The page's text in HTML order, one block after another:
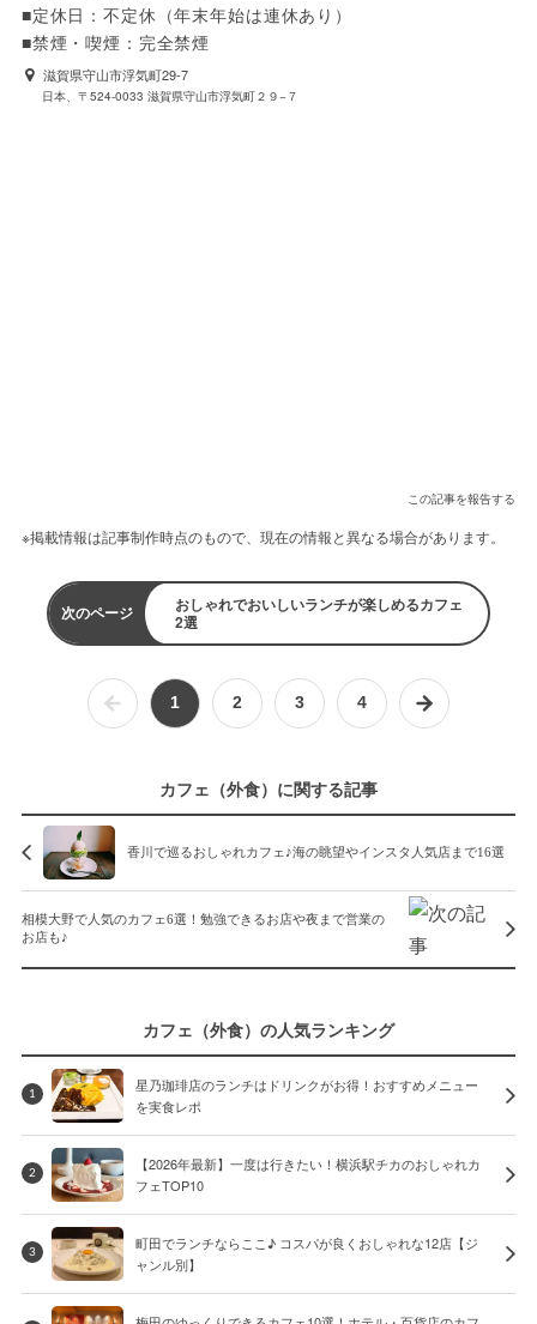
■定休日：不定休（年末年始は連休あり）
■禁煙・喫煙：完全禁煙
滋賀県守山市浮気町29-7
日本、〒524-0033 滋賀県守山市浮気町２９−７
この記事を報告する
※掲載情報は記事制作時点のもので、現在の情報と異なる場合があります。
次のページ
おしゃれでおいしいランチが楽しめるカフェ
2選
1 2 3 4
カフェ（外食）に関する記事
香川で巡るおしゃれカフェ♪海の眺望やインスタ人気店まで16選
相模大野で人気のカフェ6選！勉強できるお店や夜まで営業の
お店も♪
カフェ（外食）の人気ランキング
1
星乃珈琲店のランチはドリンクがお得！おすすめメニュー
を実食レポ
2
【2026年最新】一度は行きたい！横浜駅チカのおしゃれカ
フェTOP10
3
町田でランチならここ♪ コスパが良くおしゃれな12店【ジ
ャンル別】